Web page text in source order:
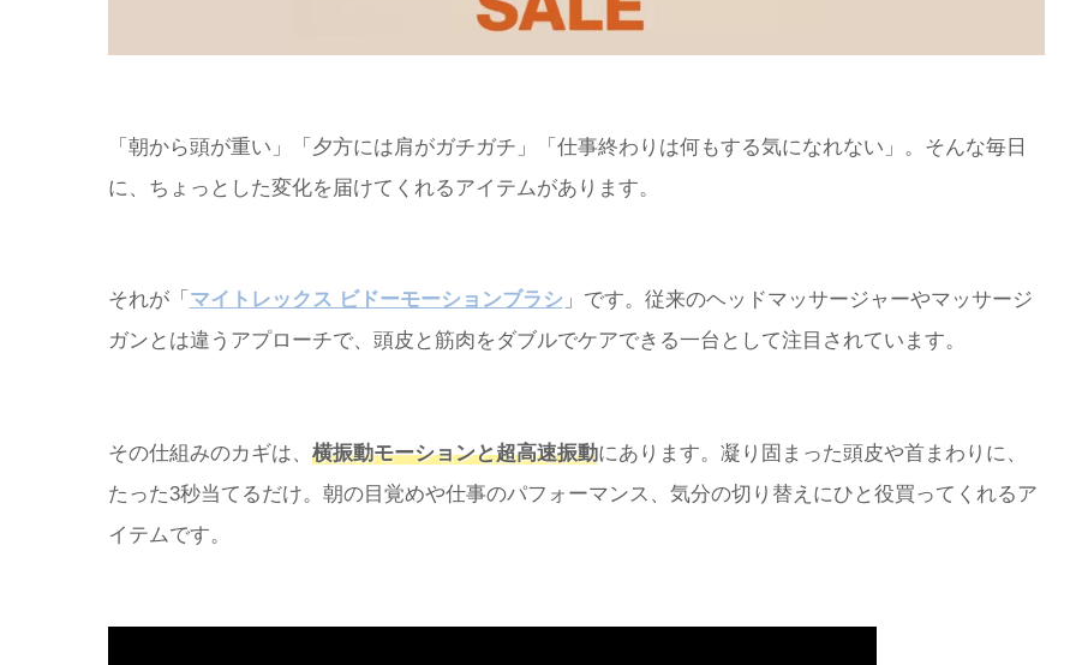
「朝から頭が重い」「夕方には肩がガチガチ」「仕事終わりは何もする気になれない」。そんな毎日
に、ちょっとした変化を届けてくれるアイテムがあります。
それが「 マイトレックス ビドーモーションブラシ 」です。従来のヘッドマッサージャーやマッサージ
ガンとは違うアプローチで、頭皮と筋肉をダブルでケアできる一台として注目されています。
その仕組みのカギは、 横振動モーションと超高速振動にあります。凝り固まった頭皮や首まわりに、
たった3秒当てるだけ。朝の目覚めや仕事のパフォーマンス、気分の切り替えにひと役買ってくれるア
イテムです。